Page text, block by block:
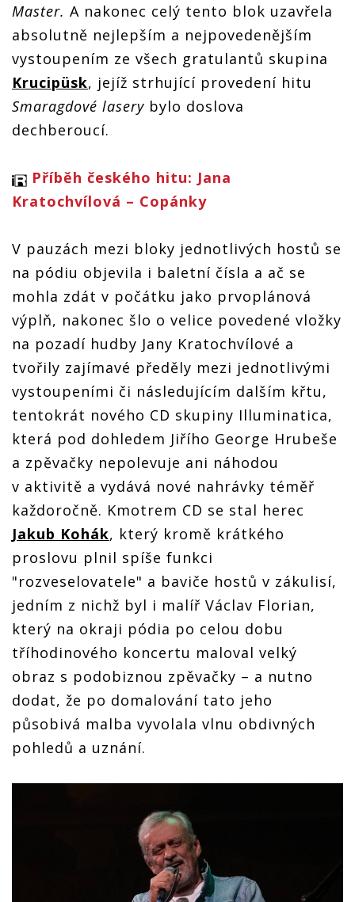
Master. A nakonec celý tento blok uzavřela
absolutně nejlepším a nejpovedenějším
vystoupením ze všech gratulantů skupina
Krucipüsk, jejíž strhující provedení hitu
Smaragdové lasery bylo doslova
dechberoucí.
Příběh českého hitu: Jana
Kratochvílová – Copánky
V pauzách mezi bloky jednotlivých hostů se
na pódiu objevila i baletní čísla a ač se
mohla zdát v počátku jako prvoplánová
výplň, nakonec šlo o velice povedené vložky
na pozadí hudby Jany Kratochvílové a
tvořily zajímavé předěly mezi jednotlivými
vystoupeními či následujícím dalším křtu,
tentokrát nového CD skupiny Illuminatica,
která pod dohledem Jiřího George Hrubeše
a zpěvačky nepolevuje ani náhodou
v aktivitě a vydává nové nahrávky téměř
každoročně. Kmotrem CD se stal herec
Jakub Kohák, který kromě krátkého
proslovu plnil spíše funkci
"rozveselovatele" a baviče hostů v zákulisí,
jedním z nichž byl i malíř Václav Florian,
který na okraji pódia po celou dobu
tříhodinového koncertu maloval velký
obraz s podobiznou zpěvačky – a nutno
dodat, že po domalování tato jeho
působivá malba vyvolala vlnu obdivných
pohledů a uznání.